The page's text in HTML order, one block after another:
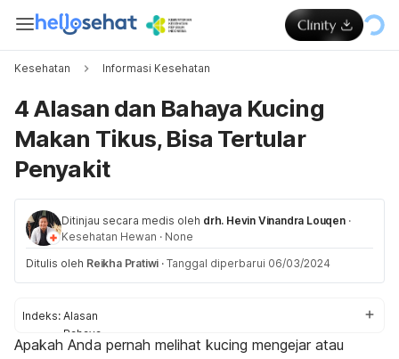
Kesehatan Informasi Kesehatan
4 Alasan dan Bahaya Kucing
Makan Tikus, Bisa Tertular
Penyakit
Ditinjau secara medis oleh drh. Hevin Vinandra Louqen ·
Kesehatan Hewan · None
Ditulis oleh Reikha Pratiwi · Tanggal diperbarui 06/03/2024
Indeks: Alasan
Bahaya
Penanganan
Apakah Anda pernah melihat kucing mengejar atau